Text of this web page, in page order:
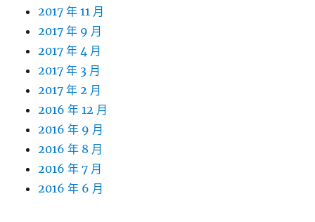
2017 年 11 月
2017 年 9 月
2017 年 4 月
2017 年 3 月
2017 年 2 月
2016 年 12 月
2016 年 9 月
2016 年 8 月
2016 年 7 月
2016 年 6 月